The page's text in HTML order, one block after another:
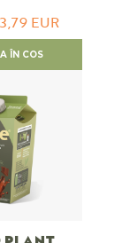
EUR
ÎN COS